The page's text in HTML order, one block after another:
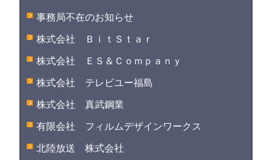
事務局不在のお知らせ
株式会社 ＢｉｔＳｔａｒ
株式会社 ＥＳ＆Ｃｏｍｐａｎｙ
株式会社 テレビユー福島
株式会社 真武鋼業
有限会社 フィルムデザインワークス
北陸放送 株式会社